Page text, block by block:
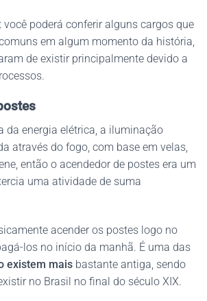
você poderá conferir alguns cargos que
em algum momento da história,
de existir principalmente devido a
da energia elétrica, a iluminação
através do fogo, com base em velas,
então o acendedor de postes era um
uma atividade de suma
acender os postes logo no
los no início da manhã. É uma das
existem mais bastante antiga, sendo
no Brasil no final do século XIX.